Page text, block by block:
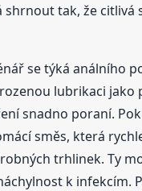
shrnout tak, že citlivá
se týká análního
lubrikaci jako
snadno poraní.
směs, která
trhlinek. Ty
k infekcím.